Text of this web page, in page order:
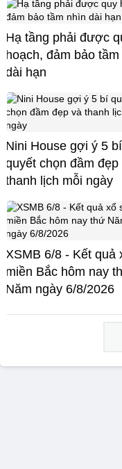
Hạ tầng phải được
hoạch, đảm bảo
dài hạn
Nini House gợi ý 5 bí
quyết chọn đầm đẹp
thanh lịch mỗi ngày
XSMB 6/8 - Kết quả
miền Bắc hôm nay
Năm ngày 6/8/2026